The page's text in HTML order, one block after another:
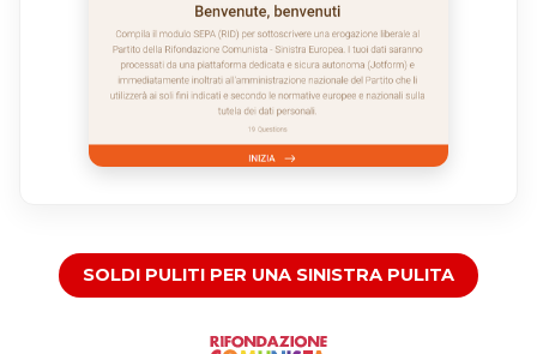
SOLDI PULITI PER UNA SINISTRA PULITA